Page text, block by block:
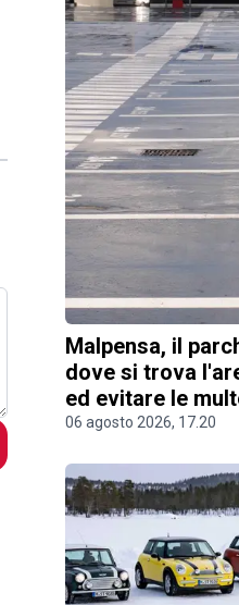
Malpensa, il
dove si trova
ed evitare le
06 agosto 2026, 17.20